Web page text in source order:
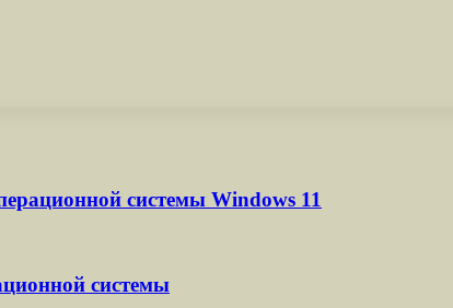
системы Windows 11
системы